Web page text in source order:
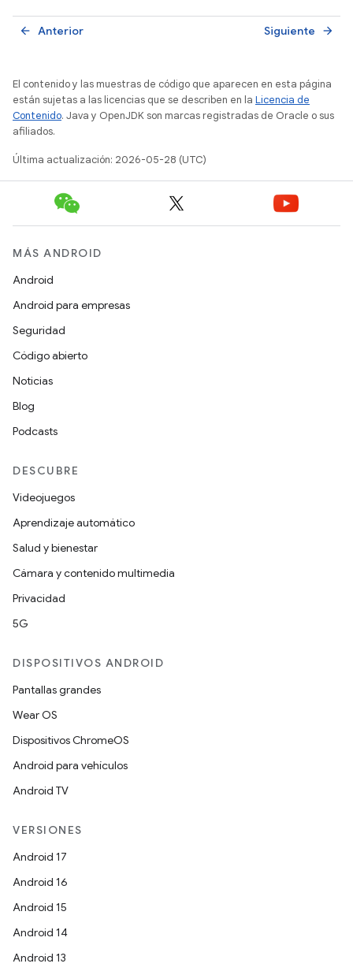
Anterior
arrow_back Siguiente arrow_forward
El contenido y las muestras de código que aparecen en esta página
están sujetas a las licencias que se describen en la Licencia de
Contenido. Java y OpenJDK son marcas registradas de Oracle o sus
afiliados.
Última actualización: 2026-05-28 (UTC)
MÁS ANDROID
Android
Android para empresas
Seguridad
Código abierto
Noticias
Blog
Podcasts
DESCUBRE
Videojuegos
Aprendizaje automático
Salud y bienestar
Cámara y contenido multimedia
Privacidad
5G
DISPOSITIVOS ANDROID
Pantallas grandes
Wear OS
Dispositivos ChromeOS
Android para vehículos
Android TV
VERSIONES
Android 17
Android 16
Android 15
Android 14
Android 13